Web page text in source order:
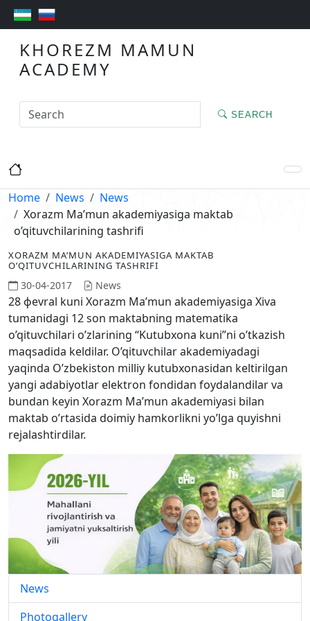
KHOREZM MAMUN
ACADEMY
SEARCH
Home News
News
Xorazm Ma’mun akademiyasiga maktab
o’qituvchilarining tashrifi
XORAZM MA’MUN AKADEMIYASIGA MAKTAB
O’QITUVCHILARINING TASHRIFI
30-04-2017 News
28 фevral kuni Xorazm Ma’mun akademiyasiga Xiva
tumanidagi 12 son maktabning matematika
o’qituvchilari o’zlarining “Kutubxona kuni”ni o’tkazish
maqsadida keldilar. O’qituvchilar akademiyadagi
yaqinda O’zbekiston milliy kutubxonasidan keltirilgan
yangi adabiyotlar elektron fondidan foydalandilar va
bundan keyin Xorazm Ma’mun akademiyasi bilan
maktab o’rtasida doimiy hamkorlikni yo’lga quyishni
rejalashtirdilar.
News
Photogallery